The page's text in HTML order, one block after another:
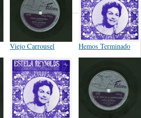
Viejo Carrousel Hemos Terminado